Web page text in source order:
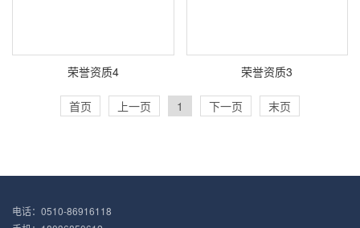
荣誉资质4 荣誉资质3
首页 上一页 1 下一页 末页
电话：0510-86916118